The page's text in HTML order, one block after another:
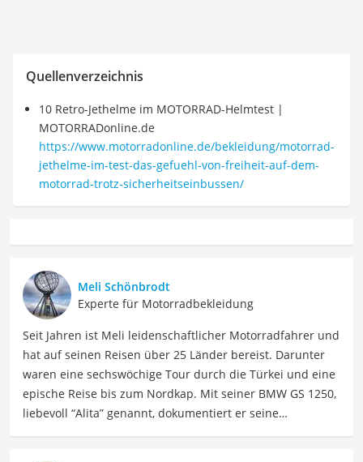
Quellenverzeichnis
10 Retro-Jethelme im MOTORRAD-Helmtest |
MOTORRADonline.de
https://www.motorradonline.de/bekleidung/motorrad-
jethelme-im-test-das-gefuehl-von-freiheit-auf-dem-
motorrad-trotz-sicherheitseinbussen/
Meli Schönbrodt
Experte für Motorradbekleidung
Seit Jahren ist Meli leidenschaftlicher Motorradfahrer und
hat auf seinen Reisen über 25 Länder bereist. Darunter
waren eine sechswöchige Tour durch die Türkei und eine
epische Reise bis zum Nordkap. Mit seiner BMW GS 1250,
liebevoll “Alita” genannt, dokumentiert er seine